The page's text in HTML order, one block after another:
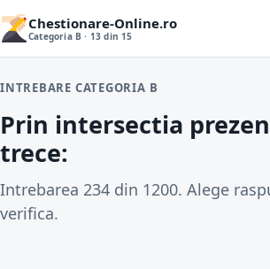
Chestionare-Online.ro
Categoria B · 13 din 15
INTREBARE CATEGORIA B
Prin intersectia
trece:
Intrebarea 234 din 1200. Alege
verifica.